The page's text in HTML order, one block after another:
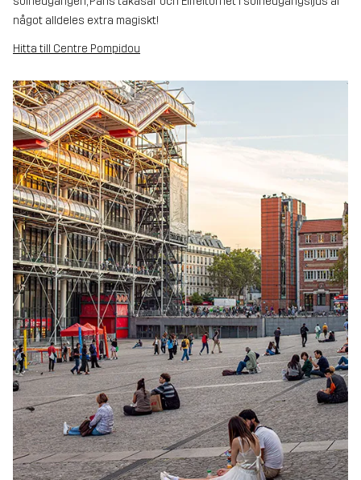
något alldeles extra magiskt!
Hitta till Centre Pompidou